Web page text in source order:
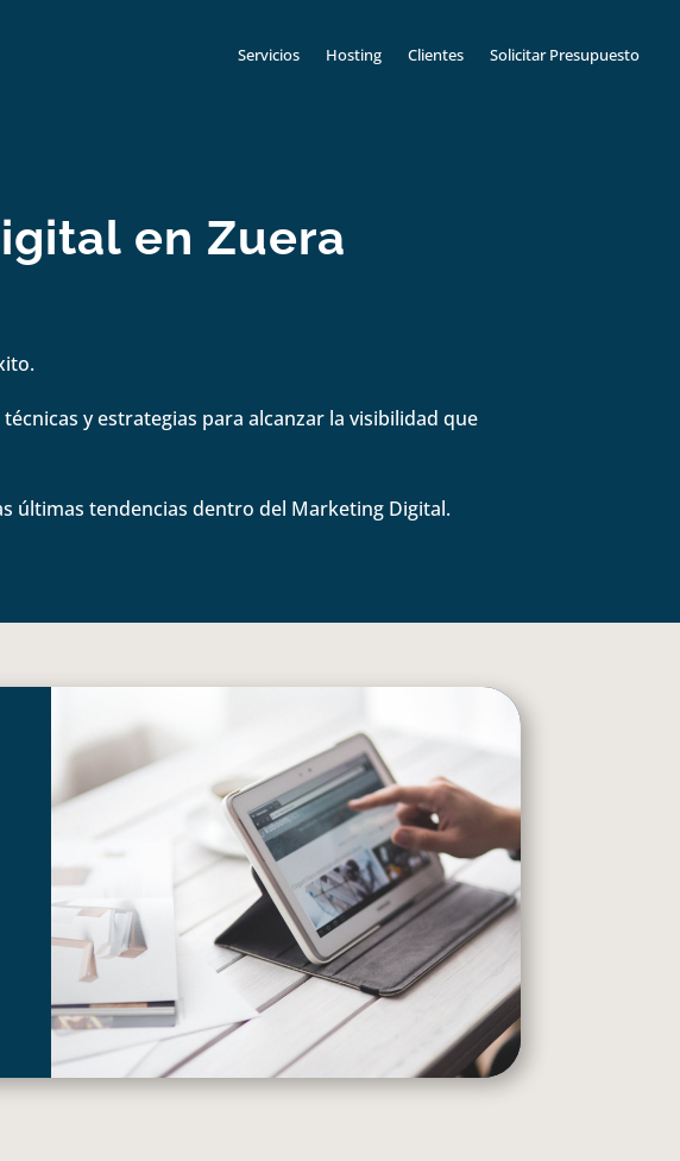
Servicios Hosting Clientes Solicitar Presupuesto
en Zuera
y estrategias para alcanzar la visibilidad que
últimas tendencias dentro del Marketing Digital.